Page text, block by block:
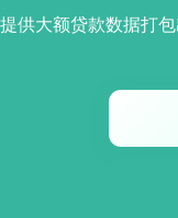
提供大额贷款数据打